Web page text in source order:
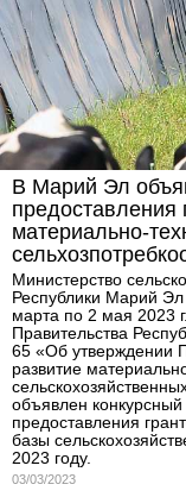
В Марий Эл
предоставления
материально-
Министерство
Республики Марий
марта по 2 мая 2023
Правительства
65 «Об утверждении
развитие
объявлен
предоставления
базы
2023 году.
03/03/2023